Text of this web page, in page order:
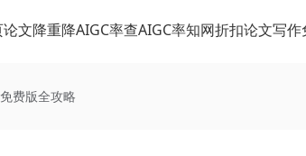
论文降重降AIGC率查AIGC率知网折扣论文写作
费版全攻略